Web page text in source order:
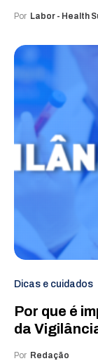
Por Labor - Health
Dicas e cuidados
Por que é
da
Por Redação